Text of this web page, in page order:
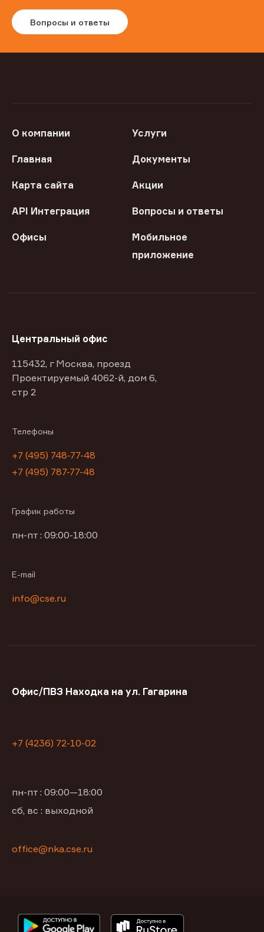
Вопросы и ответы
О компании Услуги
Главная Документы
Карта сайта Акции
API Интеграция Вопросы и ответы
Офисы
Мобильное
приложение
Центральный офис
115432, г Москва, проезд
Проектируемый 4062-й, дом 6,
стр 2
Телефоны
+7 (495) 748-77-48
+7 (495) 787-77-48
График работы
пн-пт : 09:00-18:00
E-mail
info@cse.ru
Офис/ПВЗ Находка на ул. Гагарина
+7 (4236) 72-10-02
пн-пт : 09:00—18:00
сб, вс : выходной
office@nka.cse.ru